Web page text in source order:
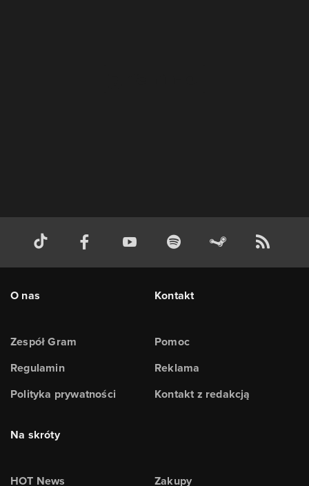
O nas
Zespół Gram
Regulamin
Polityka prywatności
Kontakt
Pomoc
Reklama
Kontakt z redakcją
Na skróty
HOT News Zakupy